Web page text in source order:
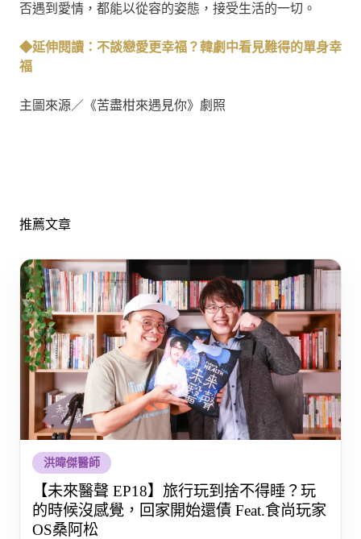
否遇到愛情，都能以從容的姿態，接受生活的一切。
◆延伸閱讀：不談戀愛更幸福？韓劇中看見難得的單身幸
福
主圖來源／《苦盡柑來遇見你》劇照
推薦文章
洪暐傑醫師
【未來醫聲 EP18】旅行玩到捨不得睡？玩
的時候沒感覺，回家開始還債 Feat.食尚玩家
OS桑阿松